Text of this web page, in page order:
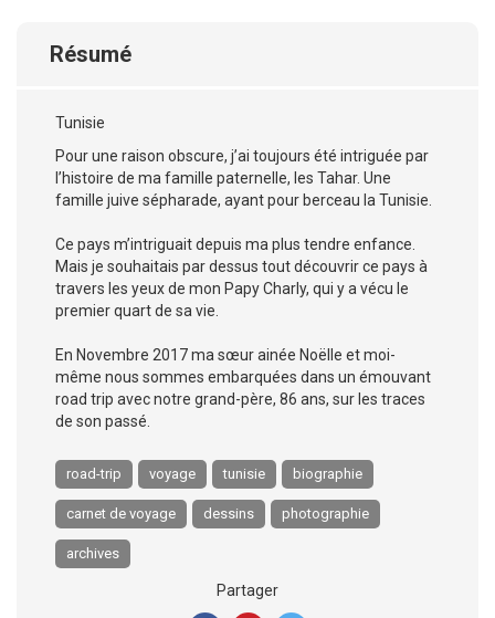
Résumé
Tunisie
Pour une raison obscure, j’ai toujours été intriguée par
l’histoire de ma famille paternelle, les Tahar. Une
famille juive sépharade, ayant pour berceau la Tunisie.
Ce pays m’intriguait depuis ma plus tendre enfance.
Mais je souhaitais par dessus tout découvrir ce pays à
travers les yeux de mon Papy Charly, qui y a vécu le
premier quart de sa vie.
En Novembre 2017 ma sœur ainée Noëlle et moi-
même nous sommes embarquées dans un émouvant
road trip avec notre grand-père, 86 ans, sur les traces
de son passé.
road-trip voyage tunisie biographie
carnet de voyage dessins photographie
archives
Partager